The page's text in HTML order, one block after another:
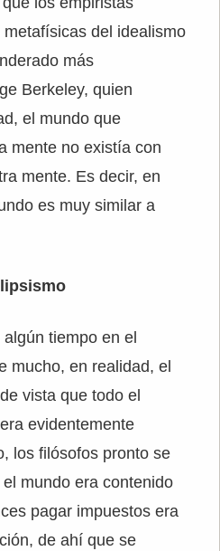
del idealismo
más
Berkeley, quien
el mundo que
mente no existía con
mente. Es decir, en
es muy similar a
tiempo en el
mucho, en realidad, el
vista que todo el
evidentemente
los filósofos pronto se
mundo era contenido
pagar impuestos era
de ahí que se